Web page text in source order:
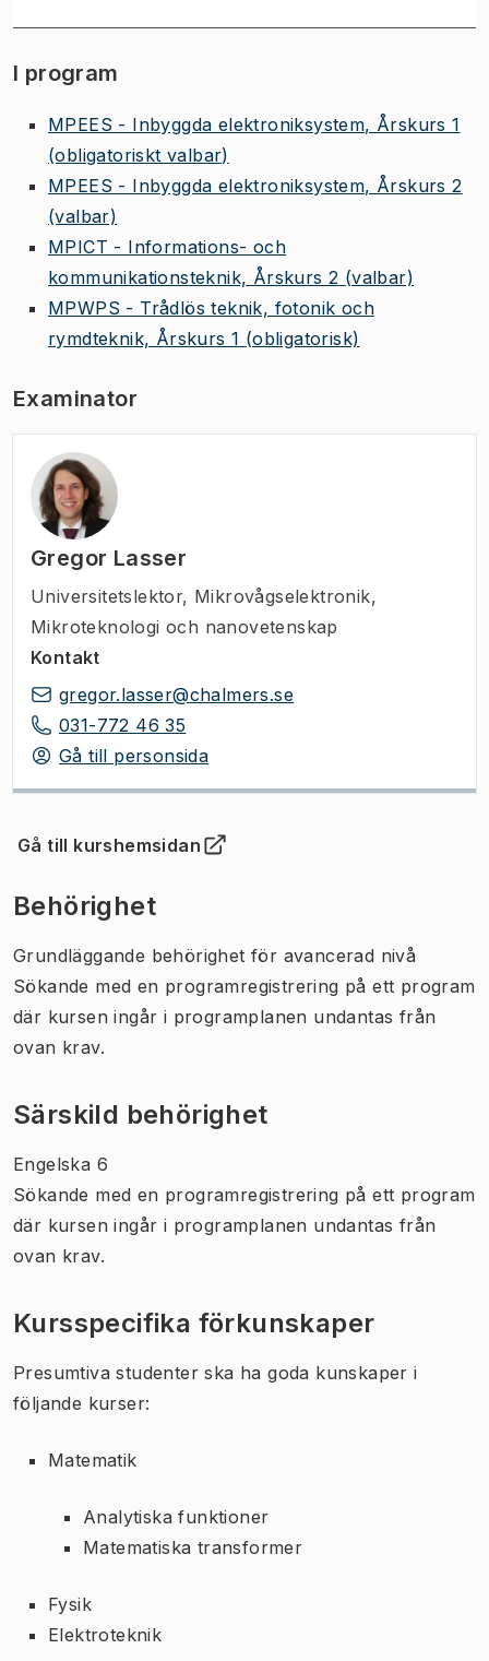
I program
MPEES - Inbyggda elektroniksystem, Årskurs 1
(obligatoriskt valbar)
MPEES - Inbyggda elektroniksystem, Årskurs 2
(valbar)
MPICT - Informations- och
kommunikationsteknik, Årskurs 2 (valbar)
MPWPS - Trådlös teknik, fotonik och
rymdteknik, Årskurs 1 (obligatorisk)
Examinator
Gregor Lasser
Universitetslektor, Mikrovågselektronik,
Mikroteknologi och nanovetenskap
Kontakt
gregor.lasser@chalmers.se
031-772 46 35
Gå till personsida
Gå till kurshemsidan
(Öppnas i ny flik)
Behörighet
Grundläggande behörighet för avancerad nivå
Sökande med en programregistrering på ett program
där kursen ingår i programplanen undantas från
ovan krav.
Särskild behörighet
Engelska 6
Sökande med en programregistrering på ett program
där kursen ingår i programplanen undantas från
ovan krav.
Kursspecifika förkunskaper
Presumtiva studenter ska ha goda kunskaper i
följande kurser:
Matematik
Analytiska funktioner
Matematiska transformer
Fysik
Elektroteknik